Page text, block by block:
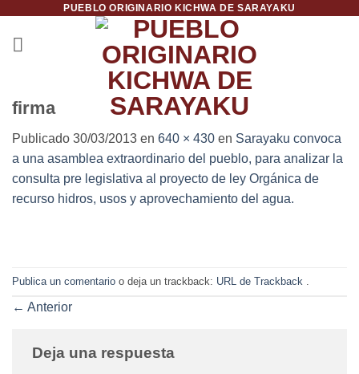
contenido
PUEBLO ORIGINARIO KICHWA DE SARAYAKU
firma
Publicado 30/03/2013 en 640 × 430 en Sarayaku convoca
a una asamblea extraordinario del pueblo, para analizar la
consulta pre legislativa al proyecto de ley Orgánica de
recurso hidros, usos y aprovechamiento del agua.
Publica un comentario o deja un trackback: URL de Trackback
← Anterior
Deja una respuesta